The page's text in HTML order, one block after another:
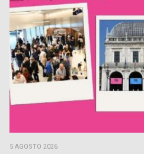
5 AGOSTO 2026